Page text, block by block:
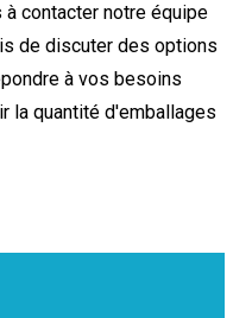
contacter notre équipe
de discuter des options
à vos besoins
la quantité d'emballages